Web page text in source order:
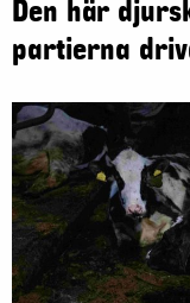
Den här
partierna